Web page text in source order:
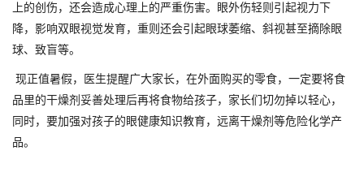
上的创伤，还会造成心理上的严重伤害。眼外伤轻则引起视力下
降，影响双眼视觉发育，重则还会引起眼球萎缩、斜视甚至摘除眼
球、致盲等。
现正值暑假，医生提醒广大家长，在外面购买的零食，一定要将食
品里的干燥剂妥善处理后再将食物给孩子，家长们切勿掉以轻心，
同时，要加强对孩子的眼健康知识教育，远离干燥剂等危险化学产
品。